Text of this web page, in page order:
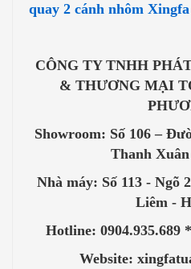
quay 2 cánh nhôm Xingfa
CÔNG TY TNHH
& THƯƠNG MẠI
Showroom: Số 106 –
Thanh
Nhà máy: Số 113 -
Liêm -
Hotline: 0904.935.689
Website: